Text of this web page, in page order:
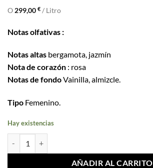
O 299,00 € / Litro
Notas olfativas :
Notas altas bergamota, jazmín
Nota de corazón : rosa
Notas de fondoVainilla, almizcle.
Tipo Femenino.
Hay existencias
AÑADIR AL CARRITO